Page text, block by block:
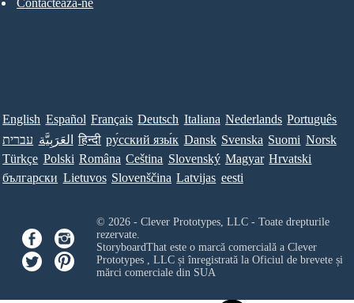
Contacteaza-ne
English Español Français Deutsch Italiana Nederlands Português
עברית العَرَبِيَّة हिन्दी ру́сский язы́к Dansk Svenska Suomi Norsk
Türkçe Polski Româna Ceština Slovenský Magyar Hrvatski
български Lietuvos Slovenščina Latvijas eesti
© 2026 - Clever Prototypes, LLC - Toate drepturile
rezervate.
StoryboardThat este o marcă comercială a Clever
Prototypes , LLCși înregistrată la Oficiul de brevete și
mărci comerciale din SUA